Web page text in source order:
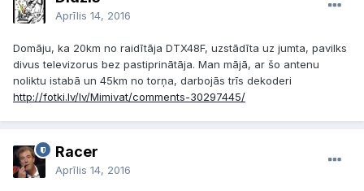
Aprīlis 14, 2016
Domāju, ka 20km no raidītāja DTX48F, uzstādīta uz jumta, pavilks
divus televizorus bez pastiprinātāja. Man mājā, ar šo antenu
noliktu istabā un 45km no torņa, darbojās trīs dekoderi
http://fotki.lv/lv/Mimivat/comments-30297445/
Racer
Aprīlis 14, 2016